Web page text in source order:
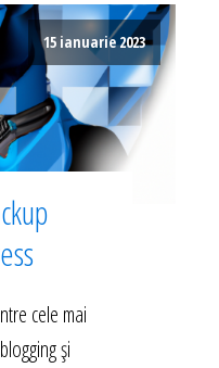
15 ianuarie 2023
cele mai
și